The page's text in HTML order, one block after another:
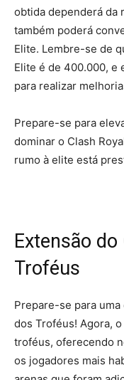
obtida dependerá da
também poderá
Elite. Lembre-se de
Elite é de 400.000, e
para realizar
Prepare-se para
dominar o Clash
rumo à elite está
Extensão
Troféus
Prepare-se para
dos Troféus! Agora,
troféus, oferecendo
os jogadores mais